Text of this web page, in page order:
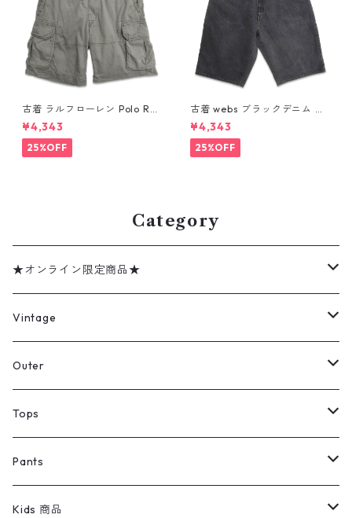
古着 ラルフローレン Polo Ral
ph Lauren カーゴ ショートパ
ンツ ハーフパンツ グリーン系
表記：36 gd410375n w608
05
¥4,343
25%OFF
古着 webs ブラックデニム シ
ョートパンツ ハーフパンツ 表
記：W42 gd410354n w608
02
¥4,343
25%OFF
Category
★オンライン限定商品★
ミリタリーデッドストック
アウター
デニムジャケット
ミリタリージャケット
トップス
半袖シャツ
長袖シャツ
パンツ
デニムパンツ
レディース
Vintage
Jacket
Tee
Sweat Shirts
REVERSE WEAVE
Pants
Outer
コート
デニムジャケット
ミリタリージャケット
Tops
Tシャツ
長袖シャツ
Pants
デニムパンツ
Kids 商品